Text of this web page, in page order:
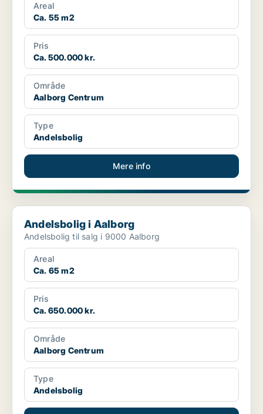
Areal
Ca. 55 m2
Pris
Ca. 500.000 kr.
Område
Aalborg Centrum
Type
Andelsbolig
Mere info
Andelsbolig i Aalborg
Andelsbolig i Aalborg
Andelsbolig til salg i 9000 Aalborg
Areal
Ca. 65 m2
Pris
Ca. 650.000 kr.
Område
Aalborg Centrum
Type
Andelsbolig